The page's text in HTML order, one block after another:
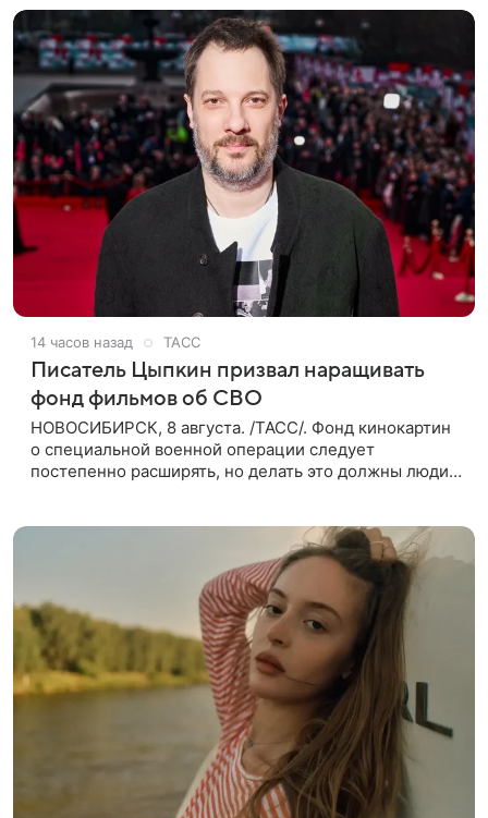
14 часов назад ТАСС
Писатель Цыпкин призвал наращивать
фонд фильмов об СВО
НОВОСИБИРСК, 8 августа. /ТАСС/. Фонд кинокартин
о специальной военной операции следует
постепенно расширять, но делать это должны люди,